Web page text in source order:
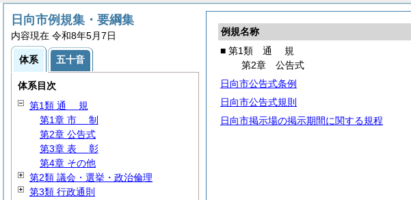
例規名称
■ 第1類 通 規
第2章 公告式
日向市公告式条例
日向市公告式規則
日向市掲示場の掲示期間に関する規程
日向市例規集・要綱集
内容現在 令和8年5月7日
体系 五十音
体系目次
第1類 通 規
第1章 市 制
第2章 公告式
第3章 表 彰
第4章 その他
第2類 議会・選挙・政治倫理
第3類 行政通則